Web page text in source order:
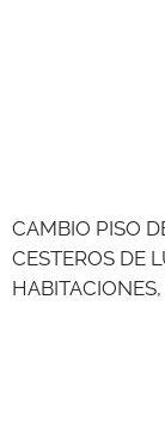
CAMBIO PISO
CESTEROS DE